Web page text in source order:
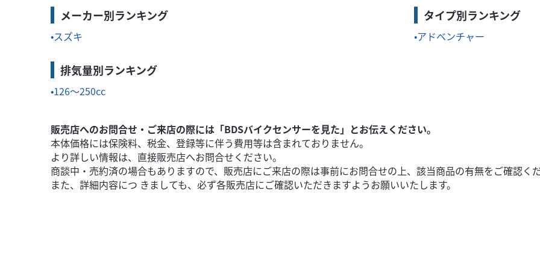
メーカー別ランキング
スズキ
タイプ別ランキング
アドベンチャー
排気量別ランキング
126～250cc
販売店へのお問合せ・ご来店の際には「BDSバイクセンサーを見た」とお伝えください。
本体価格には保険料、税金、登録等に伴う費用等は含まれておりません。
より詳しい情報は、直接販売店へお問合せください。
商談中・売約済の場合もありますので、販売店にご来店の際は事前にお問合せの上、該当商品の有無をご確認く
また、詳細内容につ きましても、必ず各販売店にご確認いただきますようお願いいたします。